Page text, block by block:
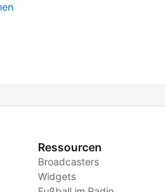
Ressourcen
Broadcasters
Widgets